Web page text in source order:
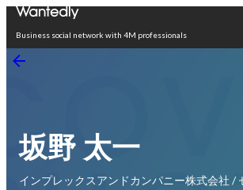
Business social network with 4M professionals
坂野 太一
インプレックスアンドカンパニー株式会社 /